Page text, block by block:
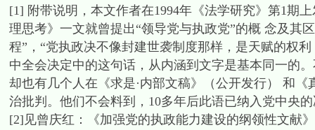
[1] 附带说明，本文作者在1994年《法学研究》第1
理思考》一文就曾提出“领导党与执政党”的概 念及其
程”，“党执政决不像封建世袭制度那样，是天赋的权
中全会决定中的这句话，从内涵到文字是基本同一的
却也有几个人在《求是·内部文稿》（公开发行） 和
治批判。他们不会料到，10多年后此语已纳入党中央
[2]见曾庆红：《加强党的执政能力建设的纲领性文献